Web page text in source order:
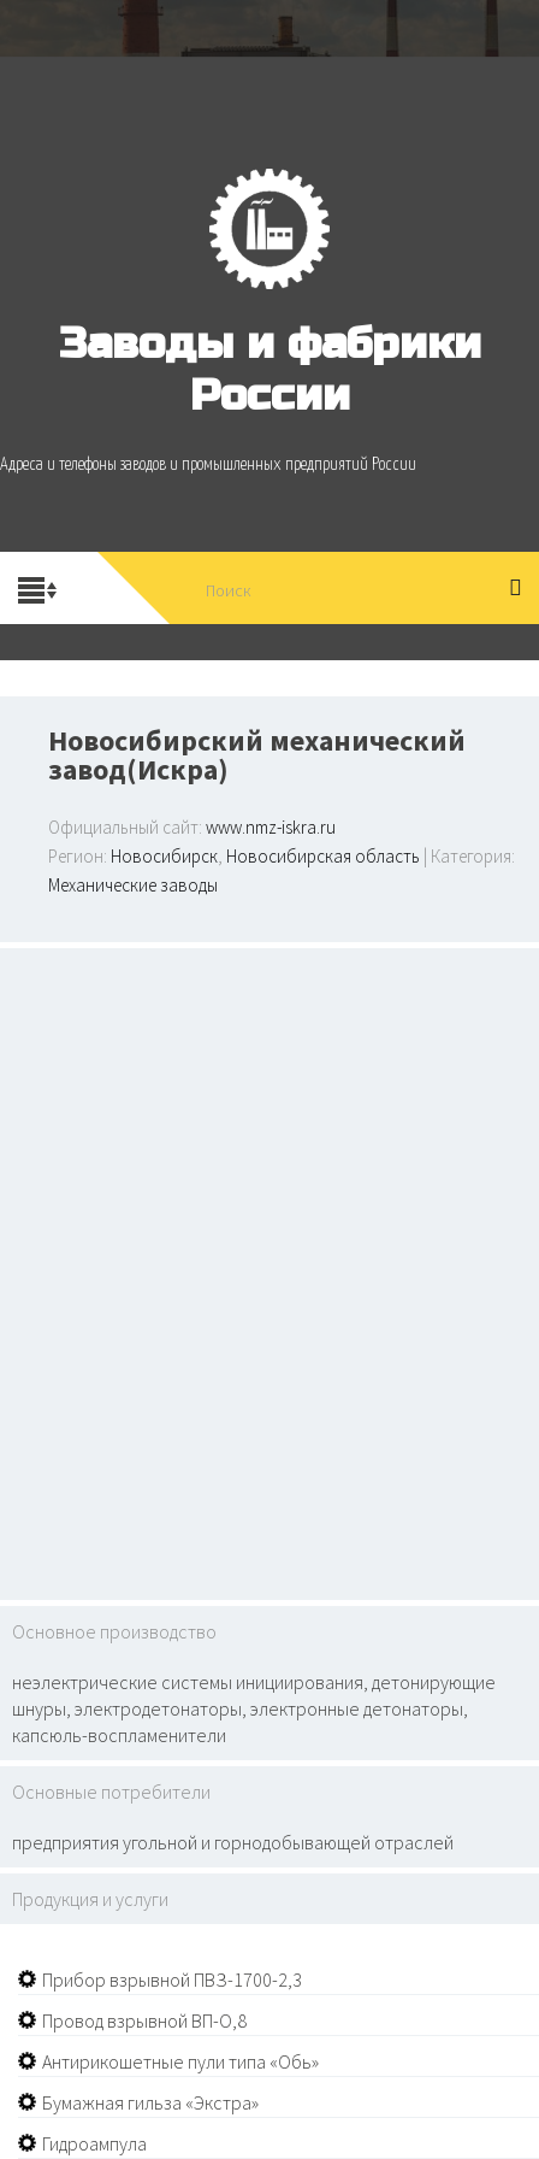
Заводы и фабрики
России
Адреса и телефоны заводов и промышленных предприятий России
Новосибирский механический
завод(Искра)
Официальный сайт: www.nmz-iskra.ru
Регион: Новосибирск, Новосибирская область | Категория:
Механические заводы
Основное производство
неэлектрические системы инициирования, детонирующие
шнуры, электродетонаторы, электронные детонаторы,
капсюль-воспламенители
Основные потребители
предприятия угольной и горнодобывающей отраслей
Продукция и услуги
Прибор взрывной ПВЗ-1700-2,3
Провод взрывной ВП-О,8
Антирикошетные пули типа «Обь»
Бумажная гильза «Экстра»
Гидроампула